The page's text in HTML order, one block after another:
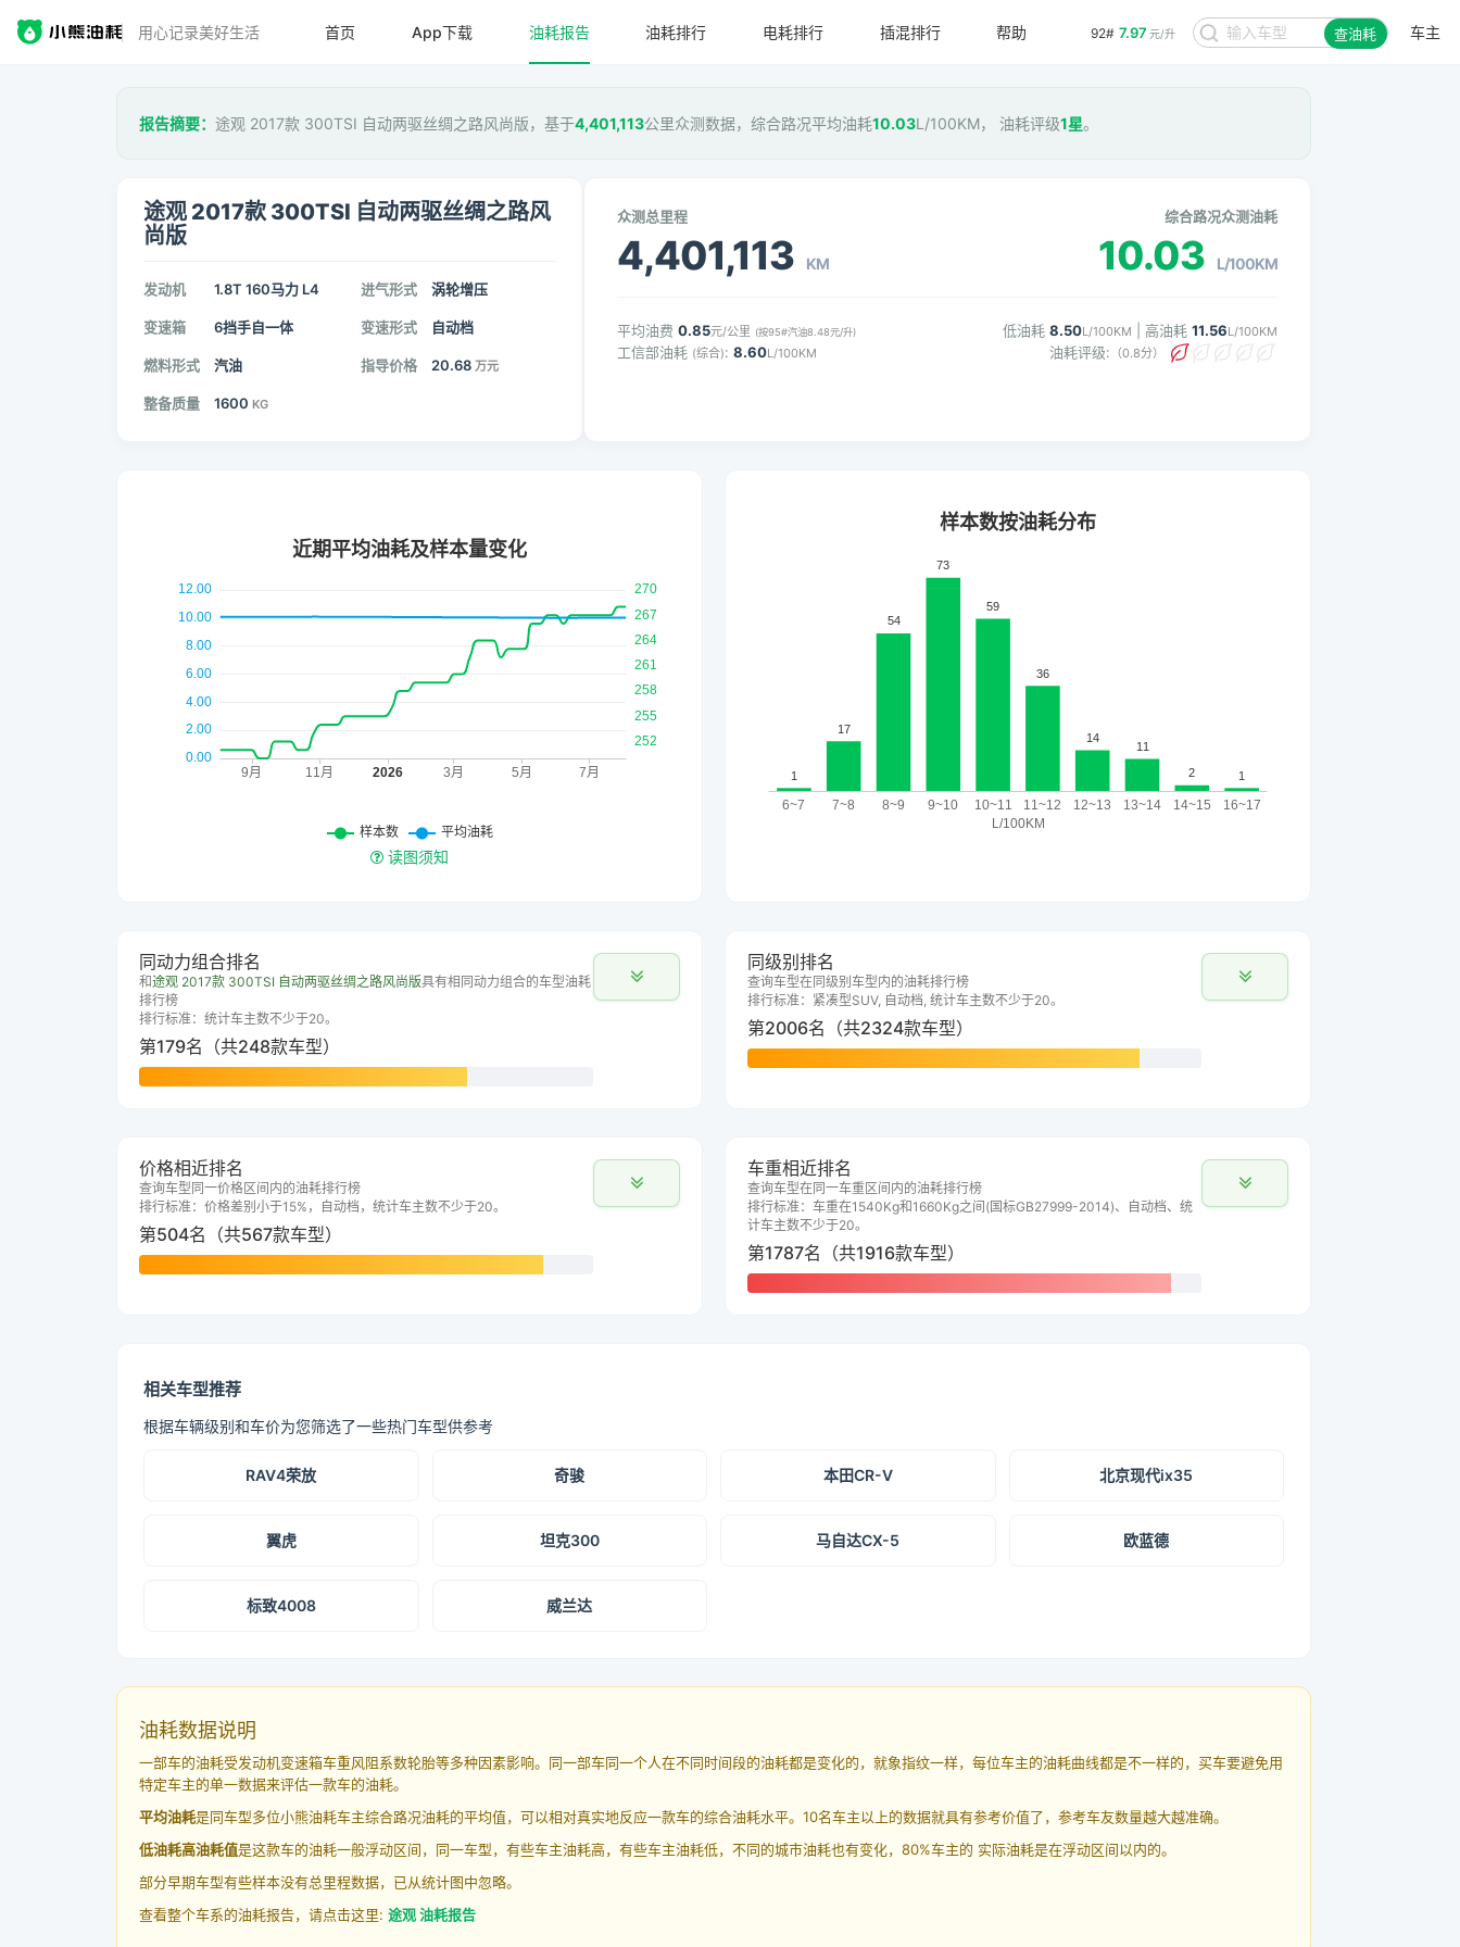
用心记录美好生活 92# 7.97 元/升 查油耗 车主
首页 App下载 油耗报告 油耗排行 电耗排行 插混排行 帮助
报告摘要： 途观 2017款 300TSI 自动两驱丝绸之路风尚版，基于4,401,113公里众测数据，综合路况平均油耗10.03L/100KM， 油耗评级1星。
途观 2017款 300TSI 自动两驱丝绸之路风
尚版
发动机 1.8T 160马力 L4 进气形式 涡轮增压
变速箱 6挡手自一体 变速形式 自动档
燃料形式 汽油 指导价格 20.68 万元
整备质量 1600 KG
众测总里程
4,401,113 KM
综合路况众测油耗
10.03 L/100KM
平均油费 0.85元/公里 (按95#汽油8.48元/升)
工信部油耗 (综合): 8.60L/100KM
低油耗 8.50L/100KM | 高油耗 11.56L/100KM
油耗评级: （0.8分）
读图须知
同动力组合排名
和途观 2017款 300TSI 自动两驱丝绸之路风尚版具有相同动力组合的车型油耗
排行榜
排行标准：统计车主数不少于20。
第179名（共248款车型）
同级别排名
查询车型在同级别车型内的油耗排行榜
排行标准：紧凑型SUV, 自动档, 统计车主数不少于20。
第2006名（共2324款车型）
价格相近排名
查询车型同一价格区间内的油耗排行榜
排行标准：价格差别小于15%，自动档，统计车主数不少于20。
第504名（共567款车型）
车重相近排名
查询车型在同一车重区间内的油耗排行榜
排行标准：车重在1540Kg和1660Kg之间(国标GB27999-2014)、自动档、统
计车主数不少于20。
第1787名（共1916款车型）
相关车型推荐
根据车辆级别和车价为您筛选了一些热门车型供参考
RAV4荣放 奇骏 本田CR-V 北京现代ix35
翼虎 坦克300 马自达CX-5 欧蓝德
标致4008 威兰达
油耗数据说明
一部车的油耗受发动机变速箱车重风阻系数轮胎等多种因素影响。同一部车同一个人在不同时间段的油耗都是变化的，就象指纹一样，每位车主的油耗曲线都是不一样的，买车要避免用
特定车主的单一数据来评估一款车的油耗。
平均油耗是同车型多位小熊油耗车主综合路况油耗的平均值，可以相对真实地反应一款车的综合油耗水平。10名车主以上的数据就具有参考价值了，参考车友数量越大越准确。
低油耗高油耗值是这款车的油耗一般浮动区间，同一车型，有些车主油耗高，有些车主油耗低，不同的城市油耗也有变化，80%车主的 实际油耗是在浮动区间以内的。
部分早期车型有些样本没有总里程数据，已从统计图中忽略。
查看整个车系的油耗报告，请点击这里: 途观 油耗报告